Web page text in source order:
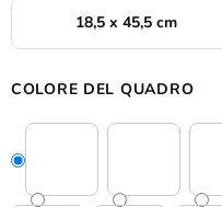
18,5 x 45,5 cm
COLORE DEL QUADRO